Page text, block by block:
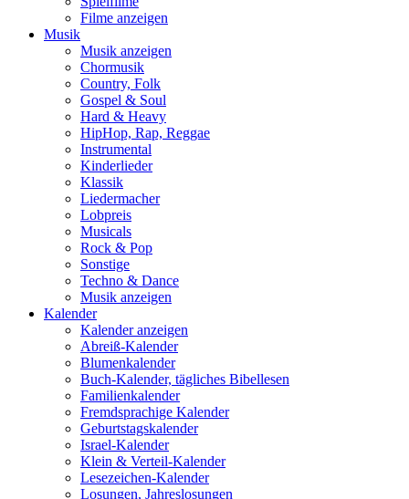
Filme anzeigen
Musik
Musik anzeigen
Chormusik
Country, Folk
Gospel & Soul
Hard & Heavy
HipHop, Rap, Reggae
Instrumental
Kinderlieder
Klassik
Liedermacher
Lobpreis
Musicals
Rock & Pop
Sonstige
Techno & Dance
Musik anzeigen
Kalender
Kalender anzeigen
Abreiß-Kalender
Blumenkalender
Buch-Kalender, tägliches Bibellesen
Familienkalender
Fremdsprachige Kalender
Geburtstagskalender
Israel-Kalender
Klein & Verteil-Kalender
Lesezeichen-Kalender
Losungen, Jahreslosungen